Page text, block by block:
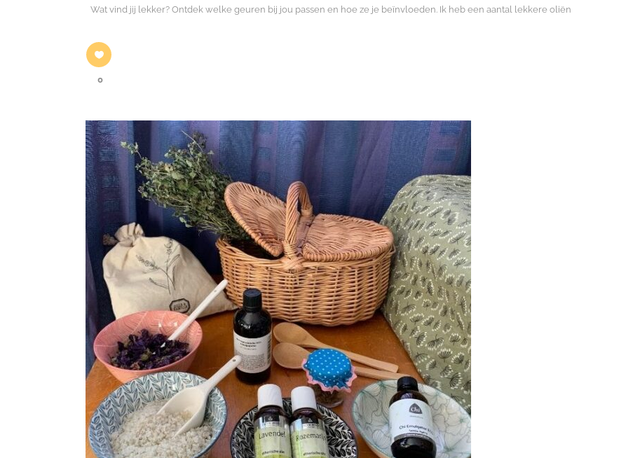
Wat vind jij lekker? Ontdek welke geuren bij jou passen en hoe ze je beïnvloeden. Ik heb een aantal lekkere oliën
0